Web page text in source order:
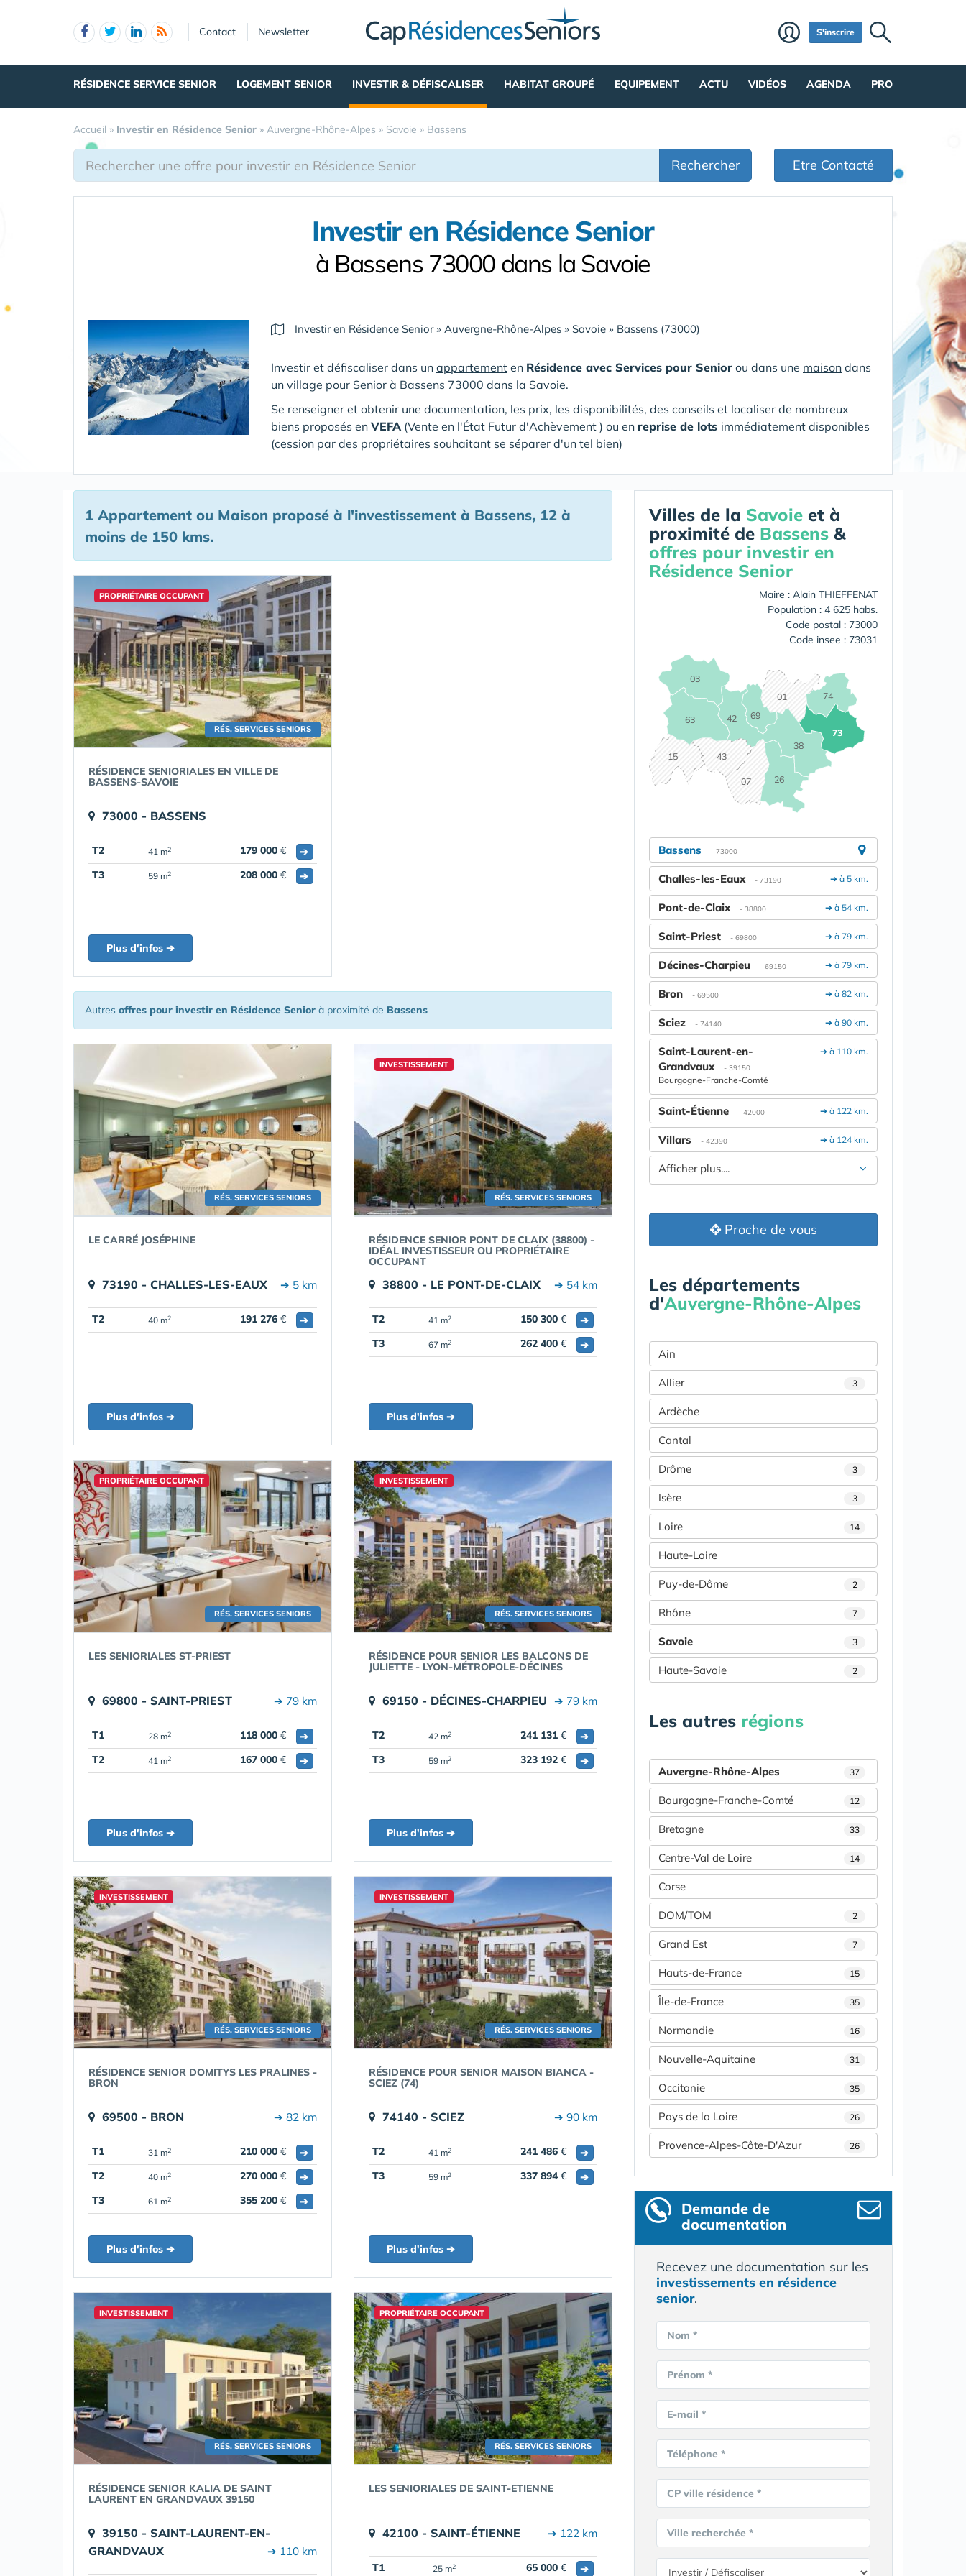
Contact Newsletter S'inscrire
RÉSIDENCE SERVICE SENIOR LOGEMENT SENIOR INVESTIR & DÉFISCALISER HABITAT GROUPÉ EQUIPEMENT ACTU VIDÉOS AGENDA PRO
Accueil » Investir en Résidence Senior » Auvergne-Rhône-Alpes » Savoie » Bassens
Rechercher Etre Contacté
Investir en Résidence Senior
à Bassens 73000 dans la Savoie
Investir en Résidence Senior» Auvergne-Rhône-Alpes » Savoie » Bassens (73000)
Investir et défiscaliser dans un appartement en Résidence avec Services pour Senior ou dans une maison dans
un village pour Senior à Bassens 73000 dans la Savoie.
Se renseigner et obtenir une documentation, les prix, les disponibilités, des conseils et localiser de nombreux
biens proposés en VEFA (Vente en l'État Futur d'Achèvement ) ou en reprise de lots immédiatement disponibles
(cession par des propriétaires souhaitant se séparer d'un tel bien)
1 Appartement ou Maison proposé à l'investissement à Bassens, 12 à
moins de 150 kms.
RÉS. SERVICES SENIORS
PROPRIÉTAIRE OCCUPANT
RÉSIDENCE SENIORIALES EN VILLE DE
BASSENS-SAVOIE
73000 - BASSENS
T2 41 m2 179 000 €
➔
T3
59 m2 208 000 € ➔
Plus d'infos ➔
Autres offres pour investir en Résidence Senior à proximité de Bassens
RÉS. SERVICES SENIORS
LE CARRÉ JOSÉPHINE
73190 - CHALLES-LES-EAUX ➔ 5 km
T2 40 m2 191 276 € ➔
Plus d'infos ➔
RÉS. SERVICES SENIORS
INVESTISSEMENT
RÉSIDENCE SENIOR PONT DE CLAIX (38800) -
IDÉAL INVESTISSEUR OU PROPRIÉTAIRE
OCCUPANT
38800 - LE PONT-DE-CLAIX ➔ 54 km
T2 41 m2 150 300 €
➔
T3
67 m2 262 400 € ➔
Plus d'infos ➔
RÉS. SERVICES SENIORS
PROPRIÉTAIRE OCCUPANT
LES SENIORIALES ST-PRIEST
69800 - SAINT-PRIEST ➔ 79 km
T1 28 m2 118 000 €
➔
T2
41 m2 167 000 € ➔
Plus d'infos ➔
RÉS. SERVICES SENIORS
INVESTISSEMENT
RÉSIDENCE POUR SENIOR LES BALCONS DE
JULIETTE - LYON-MÉTROPOLE-DÉCINES
69150 - DÉCINES-CHARPIEU ➔ 79 km
T2 42 m2 241 131 €
➔
T3
59 m2 323 192 € ➔
Plus d'infos ➔
RÉS. SERVICES SENIORS
INVESTISSEMENT
RÉSIDENCE SENIOR DOMITYS LES PRALINES -
BRON
69500 - BRON ➔ 82 km
T1 31 m2 210 000 €
➔
T2
40 m2 270 000 €
➔
T3
61 m2 355 200 € ➔
Plus d'infos ➔
RÉS. SERVICES SENIORS
INVESTISSEMENT
RÉSIDENCE POUR SENIOR MAISON BIANCA -
SCIEZ (74)
74140 - SCIEZ ➔ 90 km
T2 41 m2 241 486 €
➔
T3
59 m2 337 894€ ➔
Plus d'infos ➔
RÉS. SERVICES SENIORS
INVESTISSEMENT
RÉSIDENCE SENIOR KALIA DE SAINT
LAURENT EN GRANDVAUX 39150
39150 - SAINT-LAURENT-EN-
GRANDVAUX
➔ 110 km
RÉS. SERVICES SENIORS
PROPRIÉTAIRE OCCUPANT
LES SENIORIALES DE SAINT-ETIENNE
42100 - SAINT-ÉTIENNE ➔ 122 km
T1 25 m2 65 000 € ➔
Villes de la Savoie et à
proximité de Bassens &
offres pour investir en
Résidence Senior
Maire : Alain THIEFFENAT
Population : 4 625 habs.
Code postal : 73000
Code insee : 73031
01
03
07
15
26
38
42
43
63
69
73
74
Bassens - 73000
➔ à 5 km.
Challes-les-Eaux - 73190
➔ à 54 km.
Pont-de-Claix - 38800
➔ à 79 km.
Saint-Priest - 69800
➔ à 79 km.
Décines-Charpieu - 69150
➔ à 82 km.
Bron - 69500
➔ à 90 km.
Sciez - 74140
➔ à 110 km.
Saint-Laurent-en-
Grandvaux
- 39150
Bourgogne-Franche-Comté
➔ à 122 km.
Saint-Étienne - 42000
➔ à 124 km.
Villars - 42390
Afficher plus....
Proche de vous
Les départements
d'Auvergne-Rhône-Alpes
Ain
Allier 3
Ardèche
Cantal
Drôme 3
Isère 3
Loire 14
Haute-Loire
Puy-de-Dôme 2
Rhône 7
Savoie 3
Haute-Savoie 2
Les autres régions
Auvergne-Rhône-Alpes 37
Bourgogne-Franche-Comté 12
Bretagne 33
Centre-Val de Loire 14
Corse
DOM/TOM 2
Grand Est 7
Hauts-de-France 15
Île-de-France 35
Normandie 16
Nouvelle-Aquitaine 31
Occitanie 35
Pays de la Loire 26
Provence-Alpes-Côte-D'Azur 26
Demande de
documentation
Recevez une documentation sur les
investissements en résidence
senior.
Nom *
Prénom *
E-mail *
Téléphone *
CP ville résidence *
Ville recherchée *